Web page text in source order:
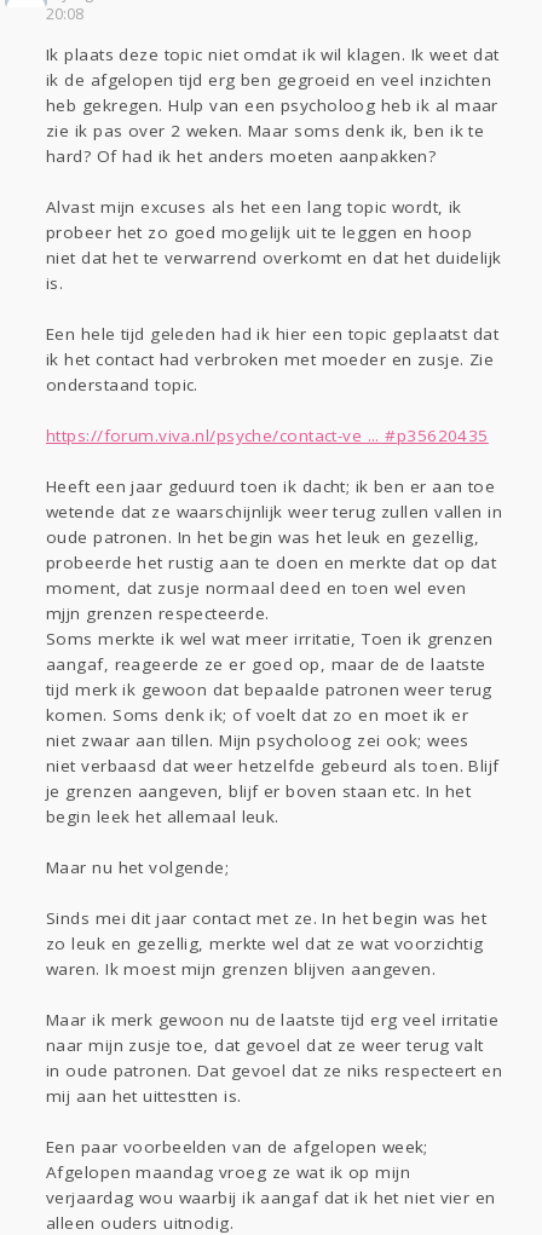
Sport
Lezen
20:08
Ik plaats deze topic niet omdat ik wil klagen. Ik weet dat
ik de afgelopen tijd erg ben gegroeid en veel inzichten
heb gekregen. Hulp van een psycholoog heb ik al maar
zie ik pas over 2 weken. Maar soms denk ik, ben ik te
hard? Of had ik het anders moeten aanpakken?
Alvast mijn excuses als het een lang topic wordt, ik
probeer het zo goed mogelijk uit te leggen en hoop
niet dat het te verwarrend overkomt en dat het duidelijk
is.
Een hele tijd geleden had ik hier een topic geplaatst dat
ik het contact had verbroken met moeder en zusje. Zie
onderstaand topic.
https://forum.viva.nl/psyche/contact-ve ... #p35620435
Heeft een jaar geduurd toen ik dacht; ik ben er aan toe
wetende dat ze waarschijnlijk weer terug zullen vallen in
oude patronen. In het begin was het leuk en gezellig,
probeerde het rustig aan te doen en merkte dat op dat
moment, dat zusje normaal deed en toen wel even
mjjn grenzen respecteerde.
Soms merkte ik wel wat meer irritatie, Toen ik grenzen
aangaf, reageerde ze er goed op, maar de de laatste
tijd merk ik gewoon dat bepaalde patronen weer terug
komen. Soms denk ik; of voelt dat zo en moet ik er
niet zwaar aan tillen. Mijn psycholoog zei ook; wees
niet verbaasd dat weer hetzelfde gebeurd als toen. Blijf
je grenzen aangeven, blijf er boven staan etc. In het
begin leek het allemaal leuk.
Maar nu het volgende;
Sinds mei dit jaar contact met ze. In het begin was het
zo leuk en gezellig, merkte wel dat ze wat voorzichtig
waren. Ik moest mijn grenzen blijven aangeven.
Maar ik merk gewoon nu de laatste tijd erg veel irritatie
naar mijn zusje toe, dat gevoel dat ze weer terug valt
in oude patronen. Dat gevoel dat ze niks respecteert en
mij aan het uittestten is.
Een paar voorbeelden van de afgelopen week;
Afgelopen maandag vroeg ze wat ik op mijn
verjaardag wou waarbij ik aangaf dat ik het niet vier en
alleen ouders uitnodig.